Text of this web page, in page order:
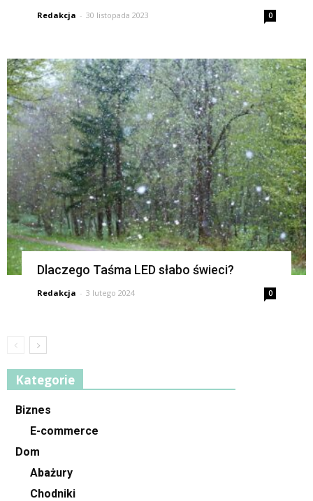
Redakcja - 30 listopada 2023 0
Dlaczego Taśma LED słabo świeci?
Redakcja - 3 lutego 2024 0
Kategorie
Biznes
E-commerce
Dom
Abażury
Chodniki